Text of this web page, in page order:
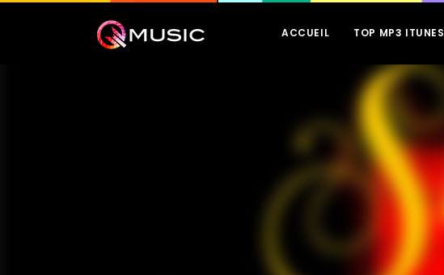
ACCUEIL TOP MP3 ITUNES